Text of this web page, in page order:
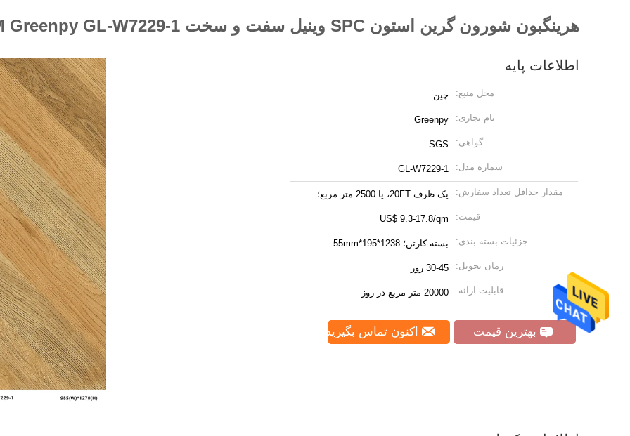
هرینگبون شورون گرین استون SPC وینیل سفت و سخت 1220X183mm GKBM Greenpy GL-W7229-1
اطلاعات پایه
محل منبع: چین
نام تجاری: Greenpy
گواهی: SGS
شماره مدل: GL-W7229-1
مقدار حداقل تعداد سفارش: یک ظرف 20FT، یا 2500 متر مربع؛
قیمت: US$ 9.3-17.8/qm
جزئیات بسته بندی: بسته کارتن؛ 1238*195*55mm
زمان تحویل: 30-45 روز
قابلیت ارائه: 20000 متر مربع در روز
بهترین قیمت اکنون تماس بگیرید